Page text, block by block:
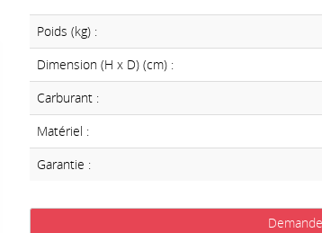
Poids (kg) :
Dimension (H x D) (cm) :
Carburant :
Matériel :
Garantie :